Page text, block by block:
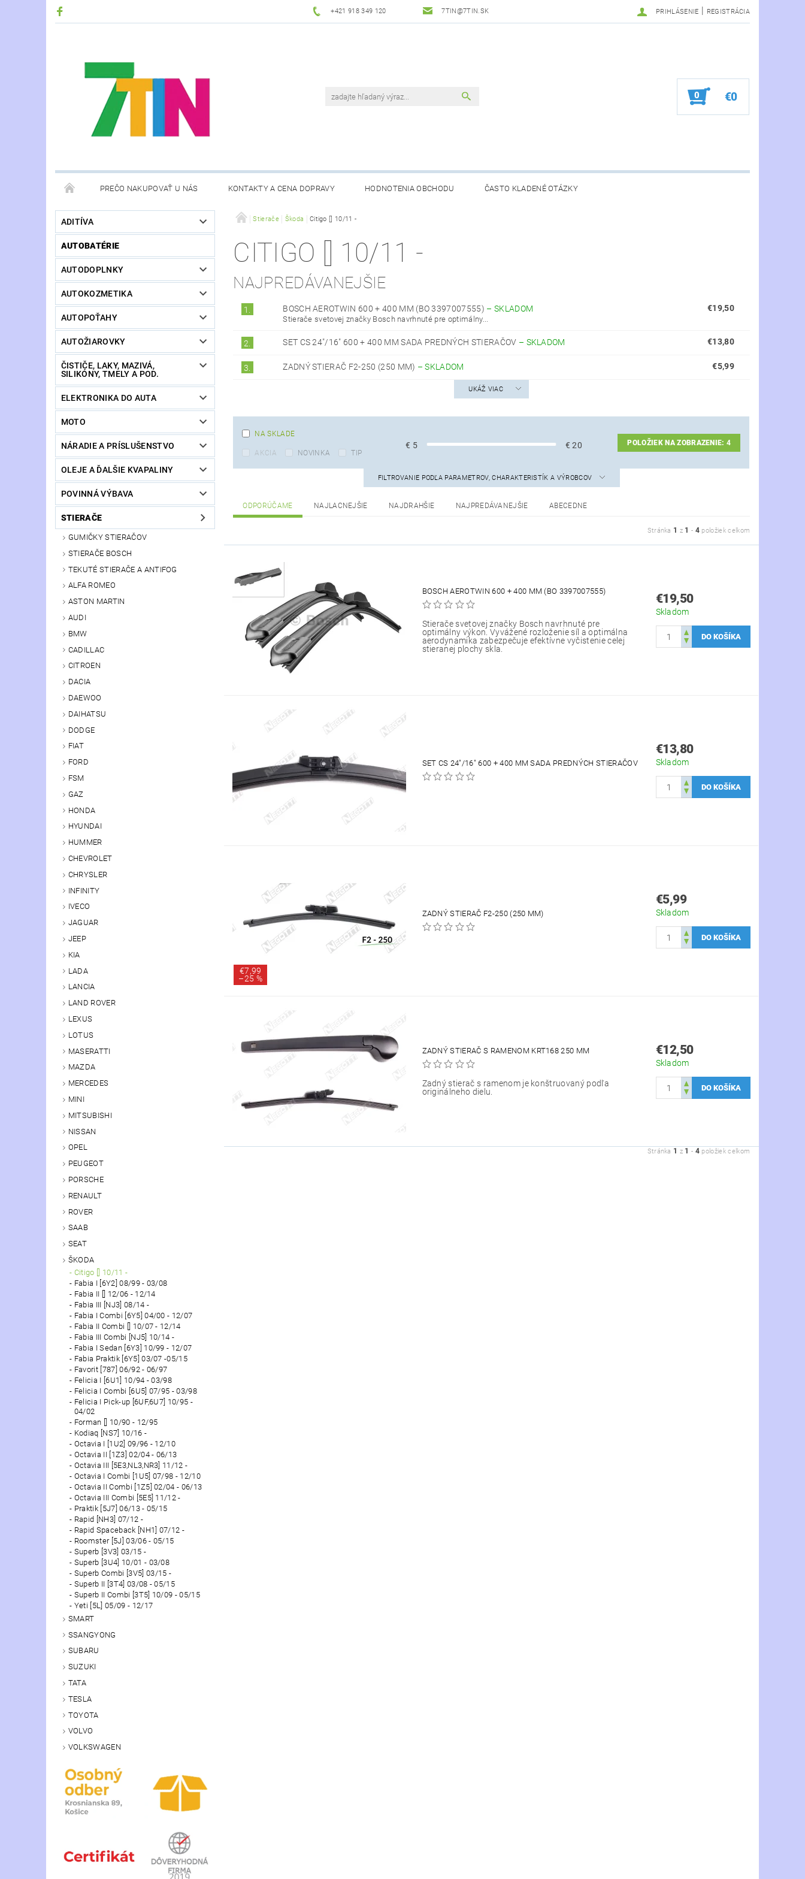
+421 918 349 120 7TIN@7TIN.SK PRIHLÁSENIE | REGISTRÁCIA
0 €0
PREČO NAKUPOVAŤ U NÁS KONTAKTY A CENA DOPRAVY HODNOTENIA OBCHODU ČASTO KLADENÉ OTÁZKY
ADITÍVA
AUTOBATÉRIE
AUTODOPLNKY
AUTOKOZMETIKA
AUTOPOŤAHY
AUTOŽIAROVKY
ČISTIČE, LAKY, MAZIVÁ,
SILIKÓNY, TMELY A POD.
ELEKTRONIKA DO AUTA
MOTO
NÁRADIE A PRÍSLUŠENSTVO
OLEJE A ĎALŠIE KVAPALINY
POVINNÁ VÝBAVA
STIERAČE
GUMIČKY STIERAČOV
STIERAČE BOSCH
TEKUTÉ STIERAČE A ANTIFOG
ALFA ROMEO
ASTON MARTIN
AUDI
BMW
CADILLAC
CITROEN
DACIA
DAEWOO
DAIHATSU
DODGE
FIAT
FORD
FSM
GAZ
HONDA
HYUNDAI
HUMMER
CHEVROLET
CHRYSLER
INFINITY
IVECO
JAGUAR
JEEP
KIA
LADA
LANCIA
LAND ROVER
LEXUS
LOTUS
MASERATTI
MAZDA
MERCEDES
MINI
MITSUBISHI
NISSAN
OPEL
PEUGEOT
PORSCHE
RENAULT
ROVER
SAAB
SEAT
ŠKODA
Citigo [] 10/11 -
Fabia I [6Y2] 08/99 - 03/08
Fabia II [] 12/06 - 12/14
Fabia III [NJ3] 08/14 -
Fabia I Combi [6Y5] 04/00 - 12/07
Fabia II Combi [] 10/07 - 12/14
Fabia III Combi [NJ5] 10/14 -
Fabia I Sedan [6Y3] 10/99 - 12/07
Fabia Praktik [6Y5] 03/07 -05/15
Favorit [787] 06/92 - 06/97
Felicia I [6U1] 10/94 - 03/98
Felicia I Combi [6U5] 07/95 - 03/98
Felicia I Pick-up [6UF,6U7] 10/95 -
04/02
Forman [] 10/90 - 12/95
Kodiaq [NS7] 10/16 -
Octavia I [1U2] 09/96 - 12/10
Octavia II [1Z3] 02/04 - 06/13
Octavia III [5E3,NL3,NR3] 11/12 -
Octavia I Combi [1U5] 07/98 - 12/10
Octavia II Combi [1Z5] 02/04 - 06/13
Octavia III Combi [5E5] 11/12 -
Praktik [5J7] 06/13 - 05/15
Rapid [NH3] 07/12 -
Rapid Spaceback [NH1] 07/12 -
Roomster [5J] 03/06 - 05/15
Superb [3V3] 03/15 -
Superb [3U4] 10/01 - 03/08
Superb Combi [3V5] 03/15 -
Superb II [3T4] 03/08 - 05/15
Superb II Combi [3T5] 10/09 - 05/15
Yeti [5L] 05/09 - 12/17
SMART
SSANGYONG
SUBARU
SUZUKI
TATA
TESLA
TOYOTA
VOLVO
VOLKSWAGEN
Stierače Škoda Citigo [] 10/11 -
CITIGO [] 10/11 -
NAJPREDÁVANEJŠIE
1. BOSCH AEROTWIN 600 + 400 MM (BO 3397007555) – SKLADOM
Stierače svetovej značky Bosch navrhnuté pre optimálny...
€19,50
2. SET CS 24"/16" 600 + 400 MM SADA PREDNÝCH STIERAČOV – SKLADOM €13,80
3. ZADNÝ STIERAČ F2-250 (250 MM) –SKLADOM €5,99
UKÁŽ VIAC
NA SKLADE
AKCIA NOVINKA TIP
€ 5 €20 POLOŽIEK NA ZOBRAZENIE:4
FILTROVANIE PODĽA PARAMETROV, CHARAKTERISTÍK A VÝROBCOV
ODPORÚČAME NAJLACNEJŠIE NAJDRAHŠIE NAJPREDÁVANEJŠIE ABECEDNE
Stránka 1 z 1 - 4 položiek celkom
BOSCH AEROTWIN 600 + 400 MM (BO 3397007555)
Stierače svetovej značky Bosch navrhnuté pre
optimálny výkon. Vyvážené rozloženie síl a optimálna
aerodynamika zabezpečuje efektívne vyčistenie celej
stieranej plochy skla.
€19,50
Skladom
SET CS 24"/16" 600 + 400 MM SADA PREDNÝCH STIERAČOV
€13,80
Skladom
€7,99
–25 %
ZADNÝ STIERAČ F2-250 (250 MM)
€5,99
Skladom
ZADNÝ STIERAČ S RAMENOM KRT168 250 MM
Zadný stierač s ramenom je konštruovaný podľa
originálneho dielu.
€12,50
Skladom
Stránka 1 z 1 - 4 položiek celkom